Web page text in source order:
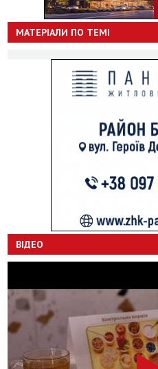
МАТЕРІАЛИ ПО ТЕМІ
ВІДЕО